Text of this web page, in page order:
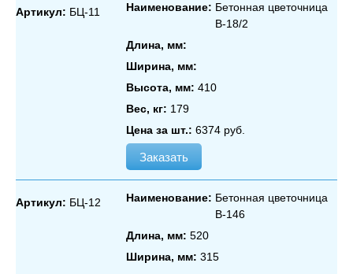
Артикул: БЦ-11 Наименование: Бетонная цветочница
В‑18/2
Длина, мм:
Ширина, мм:
Высота, мм: 410
Вес, кг: 179
Цена за шт.: 6374 руб.
Заказать
Артикул: БЦ-12 Наименование: Бетонная цветочница
В‑146
Длина, мм: 520
Ширина, мм: 315